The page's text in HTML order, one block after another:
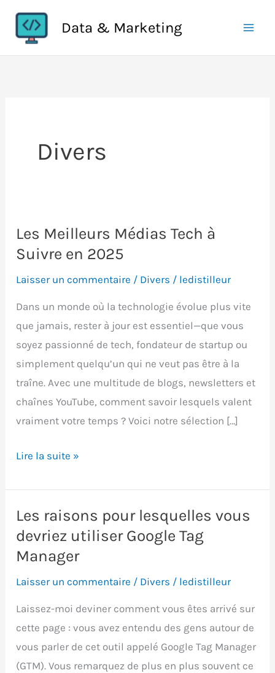
contenu
Data & Marketing
Divers
Les Meilleurs Médias Tech à
Suivre en 2025
Laisser un commentaire / Divers / ledistilleur
Dans un monde où la technologie évolue plus vite
que jamais, rester à jour est essentiel—que vous
soyez passionné de tech, fondateur de startup ou
simplement quelqu’un qui ne veut pas être à la
traîne. Avec une multitude de blogs, newsletters et
chaînes YouTube, comment savoir lesquels valent
vraiment votre temps ? Voici notre sélection […]
Les
Médias
Tech
à
Suivre
2025
Lire la suite »
Les raisons pour lesquelles vous
devriez utiliser Google Tag
Manager
Laisser un commentaire / Divers / ledistilleur
Laissez-moi deviner comment vous êtes arrivé sur
cette page : vous avez entendu des gens autour de
vous parler de cet outil appelé Google Tag Manager
(GTM). Vous remarquez de plus en plus souvent ce